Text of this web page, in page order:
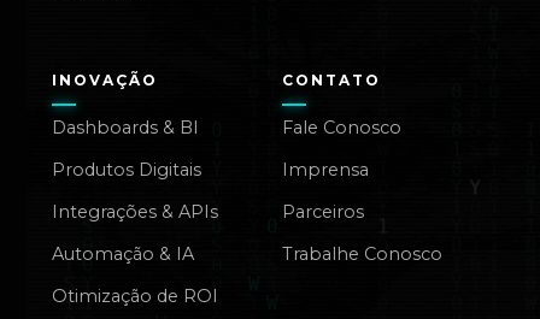
INOVAÇÃO
Dashboards & BI
Produtos Digitais
Integrações & APIs
Automação & IA
Otimização de ROI
CONTATO
Fale Conosco
Imprensa
Parceiros
Trabalhe Conosco